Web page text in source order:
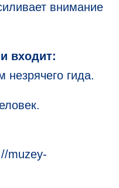
внимание
входит:
гида.
muzey-